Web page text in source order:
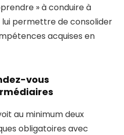
» à conduire à
lui permettre de consolider
acquises en
vous
au minimum deux
obligatoires avec